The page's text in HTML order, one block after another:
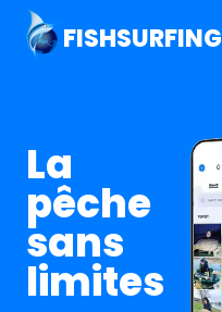
FISHSURFING
La
pêche
sans
limites